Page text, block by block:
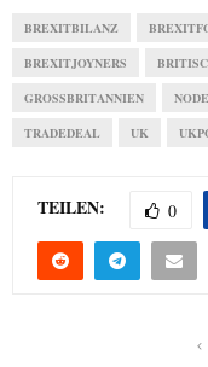
BREXITBILANZ
BREXITJOYNERS
GROSSBRITANNIEN
TRADEDEAL UK
TEILEN: 0